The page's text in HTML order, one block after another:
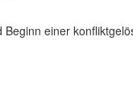
einer